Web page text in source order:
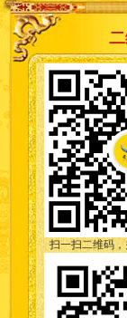
扫一扫二维码